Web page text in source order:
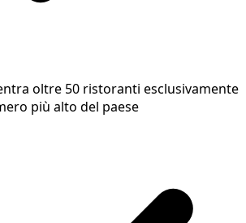
oltre 50 ristoranti esclusivamente
più alto del paese